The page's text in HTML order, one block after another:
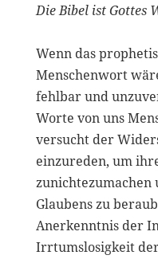
Die Bibel ist Gottes
Wenn das
Menschenwort
fehlbar und
Worte von uns
versucht der
einzureden, um
zunichtezumachen
Glaubens zu
Anerkenntnis der
Irrtumslosigkeit